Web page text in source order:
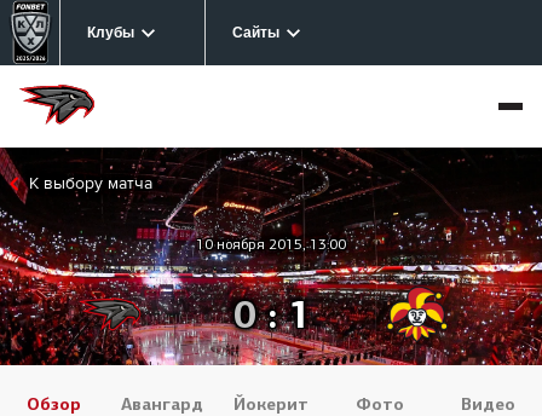
Клубы Сайты
К выбору матча
10 ноября 2015, 13:00
0:1
Обзор Авангард Йокерит Фото Видео